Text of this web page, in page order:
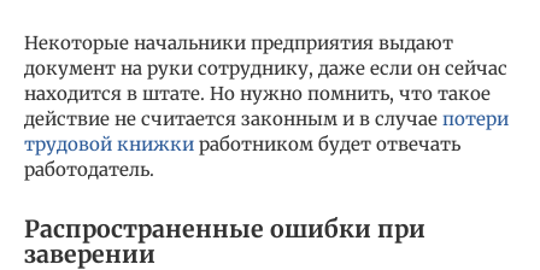
Некоторые начальники предприятия выдают
документ на руки сотруднику, даже если он сейчас
находится в штате. Но нужно помнить, что такое
действие не считается законным и в случае потери
трудовой книжки работником будет отвечать
работодатель.
Распространенные ошибки при
заверении